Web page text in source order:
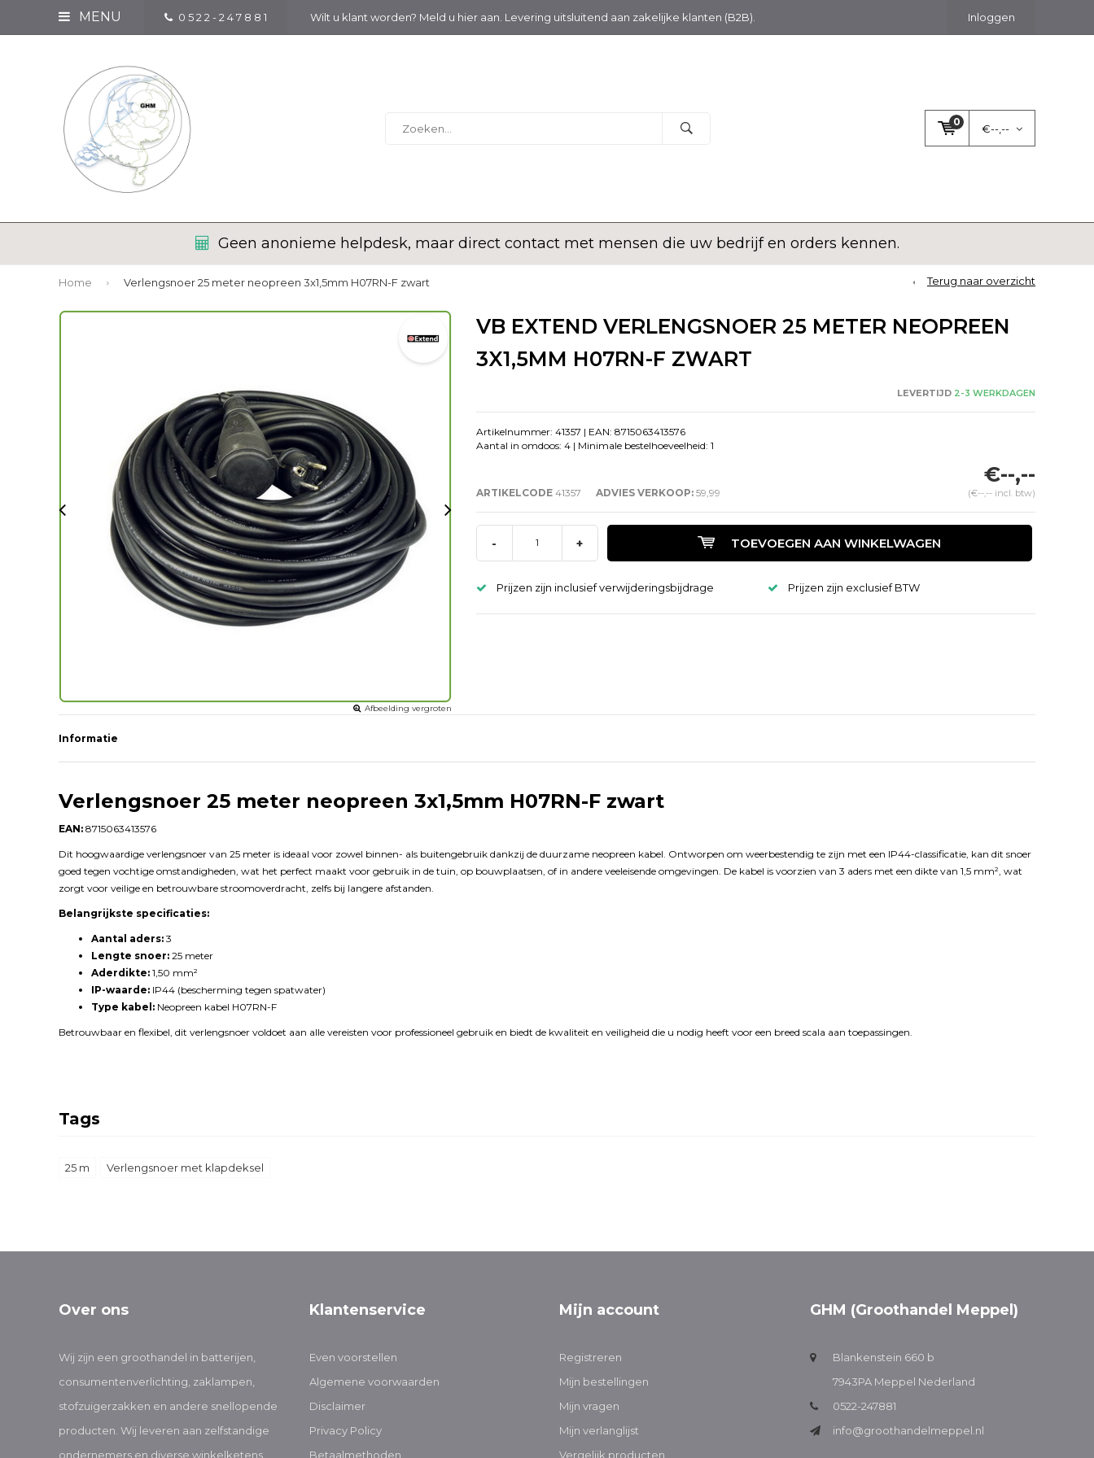
MENU 0 5 2 2 - 2 4 7 8 8 1 Wilt u klant worden? Meld u hier aan. Levering uitsluitend aan zakelijke klanten (B2B). Inloggen
0
€--,--
Geen anonieme helpdesk, maar direct contact met mensen die uw bedrijf en orders kennen.
Home Verlengsnoer 25 meter neopreen 3x1,5mm H07RN-F zwart Terug naar overzicht
Afbeelding vergroten
VB EXTEND VERLENGSNOER 25 METER NEOPREEN
3X1,5MM H07RN-F ZWART
LEVERTIJD2-3 WERKDAGEN
Artikelnummer: 41357 | EAN: 8715063413576
Aantal in omdoos: 4 | Minimale bestelhoeveelheid: 1
ARTIKELCODE41357 ADVIES VERKOOP: 59,99
€--,--
(€--,-- incl. btw)
- + TOEVOEGEN AAN WINKELWAGEN
Prijzen zijn inclusief verwijderingsbijdrage Prijzen zijn exclusief BTW
Informatie
Verlengsnoer 25 meter neopreen 3x1,5mm H07RN-F zwart
EAN: 8715063413576
Dit hoogwaardige verlengsnoer van 25 meter is ideaal voor zowel binnen- als buitengebruik dankzij de duurzame neopreen kabel. Ontworpen om weerbestendig te zijn met een IP44-classificatie, kan dit snoer
goed tegen vochtige omstandigheden, wat het perfect maakt voor gebruik in de tuin, op bouwplaatsen, of in andere veeleisende omgevingen. De kabel is voorzien van 3 aders met een dikte van 1,5 mm², wat
zorgt voor veilige en betrouwbare stroomoverdracht, zelfs bij langere afstanden.
Belangrijkste specificaties:
Aantal aders: 3
Lengte snoer: 25 meter
Aderdikte: 1,50 mm²
IP-waarde: IP44 (bescherming tegen spatwater)
Type kabel: Neopreen kabel H07RN-F
Betrouwbaar en flexibel, dit verlengsnoer voldoet aan alle vereisten voor professioneel gebruik en biedt de kwaliteit en veiligheid die u nodig heeft voor een breed scala aan toepassingen.
Tags
25 m Verlengsnoer met klapdeksel
Over ons
Wij zijn een groothandel in batterijen,
consumentenverlichting, zaklampen,
stofzuigerzakken en andere snellopende
producten. Wij leveren aan zelfstandige
ondernemers en diverse winkelketens
Klantenservice
Even voorstellen
Algemene voorwaarden
Disclaimer
Privacy Policy
Betaalmethoden
Mijn account
Registreren
Mijn bestellingen
Mijn vragen
Mijn verlanglijst
Vergelijk producten
GHM (Groothandel Meppel)
Blankenstein 660 b
7943PA Meppel Nederland
0522-247881
info@groothandelmeppel.nl